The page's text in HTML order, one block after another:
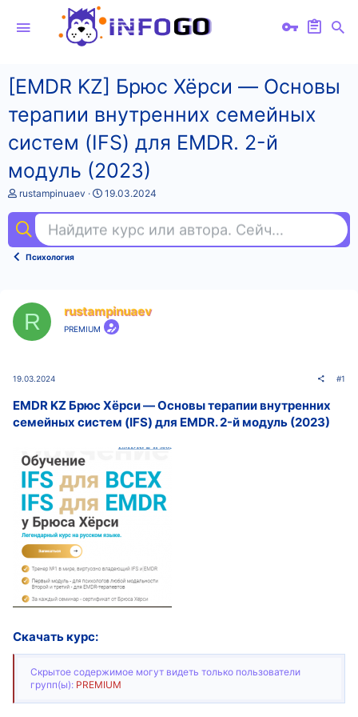
[EMDR KZ] Брюс Хёрси ― Основы
терапии внутренних семейных
систем (IFS) для EMDR. 2-й
модуль (2023)
А
т
о
т
rustampinuaev
Д
а
н
а
19.03.2024
Найдите курс или автора. Сейчас ищут
Психология
R rustampinuaev
PREMIUM
19.03.2024 #1
EMDR KZ Брюс Хёрси ― Основы терапии внутренних
семейных систем (IFS) для EMDR. 2-й модуль (2023)
Скачать курс:
Скрытое содержимое могут видеть только пользователи
групп(ы): PREMIUM